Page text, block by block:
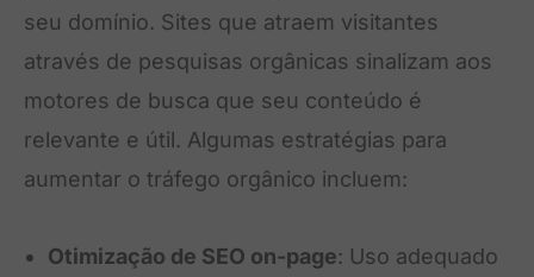
seu domínio. Sites que atraem visitantes
através de pesquisas orgânicas sinalizam aos
motores de busca que seu conteúdo é
relevante e útil. Algumas estratégias para
aumentar o tráfego orgânico incluem:
Otimização de SEO on-page: Uso adequado